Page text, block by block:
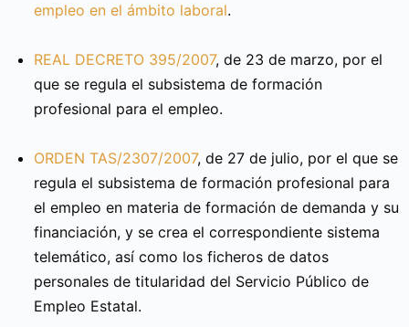
empleo en el ámbito laboral.
REAL DECRETO 395/2007, de 23 de marzo, por el
que se regula el subsistema de formación
profesional para el empleo.
ORDEN TAS/2307/2007, de 27 de julio, por el que se
regula el subsistema de formación profesional para
el empleo en materia de formación de demanda y su
financiación, y se crea el correspondiente sistema
telemático, así como los ficheros de datos
personales de titularidad del Servicio Público de
Empleo Estatal.